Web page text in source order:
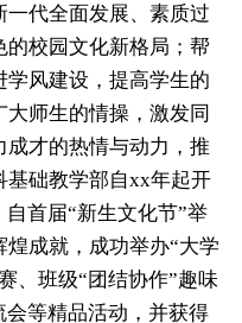
代全面发展、素质过
的校园文化新格局；帮
风建设，提高学生的
师生的情操，激发同
才的热情与动力，推
基础教学部自xx年起开
首届“新生文化节”举
成就，成功举办“大学
、班级“团结协作”趣味
会等精品活动，并获得